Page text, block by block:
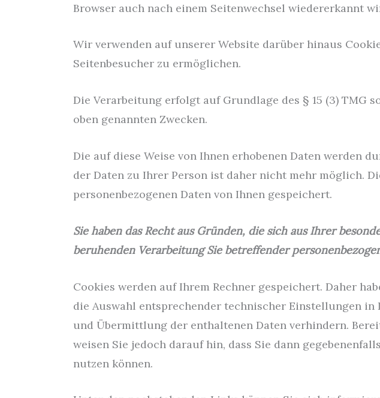
Browser auch nach einem Seitenwechsel wiedererkannt
Wir verwenden auf unserer Website darüber hinaus
Seitenbesucher zu ermöglichen.
Die Verarbeitung erfolgt auf Grundlage des § 15 (3) TMG
oben genannten Zwecken.
Die auf diese Weise von Ihnen erhobenen Daten werden
der Daten zu Ihrer Person ist daher nicht mehr möglich.
personenbezogenen Daten von Ihnen gespeichert.
Sie haben das Recht aus Gründen, die sich aus Ihrer
beruhenden Verarbeitung Sie betreffender
Cookies werden auf Ihrem Rechner gespeichert. Daher
die Auswahl entsprechender technischer Einstellungen
und Übermittlung der enthaltenen Daten verhindern.
weisen Sie jedoch darauf hin, dass Sie dann
nutzen können.